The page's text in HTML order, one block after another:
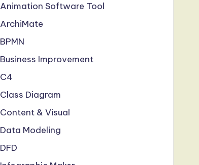
Animation Software Tool
ArchiMate
BPMN
Business Improvement
C4
Class Diagram
Content & Visual
Data Modeling
DFD